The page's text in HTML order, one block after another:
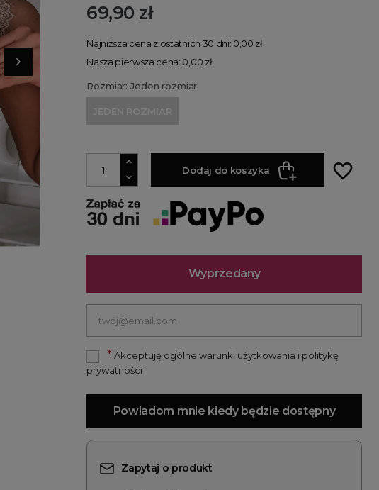
69,90 zł
Najniższa cena z ostatnich 30 dni: 0,00 zł
Nasza pierwsza cena: 0,00 zł
Rozmiar: Jeden rozmiar
JEDEN ROZMIAR
Dodaj do koszyka favorite_border
Wyprzedany
* Akceptuję ogólne warunki użytkowania i politykę
prywatności
Powiadom mnie kiedy będzie dostępny
Zapytaj o produkt